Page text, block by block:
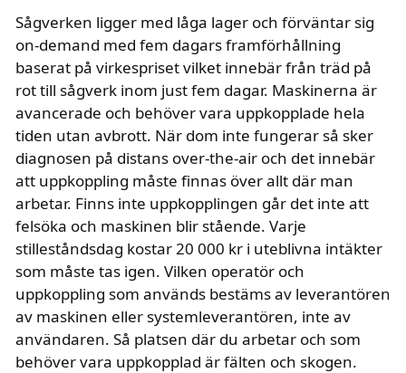
Sågverken ligger med låga lager och förväntar sig
on-demand med fem dagars framförhållning
baserat på virkespriset vilket innebär från träd på
rot till sågverk inom just fem dagar. Maskinerna är
avancerade och behöver vara uppkopplade hela
tiden utan avbrott. När dom inte fungerar så sker
diagnosen på distans over-the-air och det innebär
att uppkoppling måste finnas över allt där man
arbetar. Finns inte uppkopplingen går det inte att
felsöka och maskinen blir stående. Varje
stilleståndsdag kostar 20 000 kr i uteblivna intäkter
som måste tas igen. Vilken operatör och
uppkoppling som används bestäms av leverantören
av maskinen eller systemleverantören, inte av
användaren. Så platsen där du arbetar och som
behöver vara uppkopplad är fälten och skogen.